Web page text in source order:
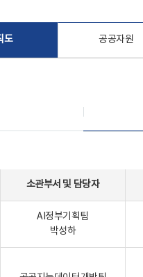
도 공공자원
소관부서 및 담당자
AI정부기획팀
박성하